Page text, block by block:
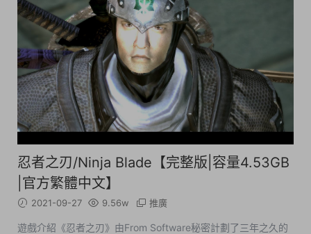
忍者之刃/Ninja Blade【完整版|容量4.53GB
|官方繁體中文】
2021-09-27 9.56w 推廣
遊戲介紹《忍者之刃》由From Software秘密計劃了三年之久的